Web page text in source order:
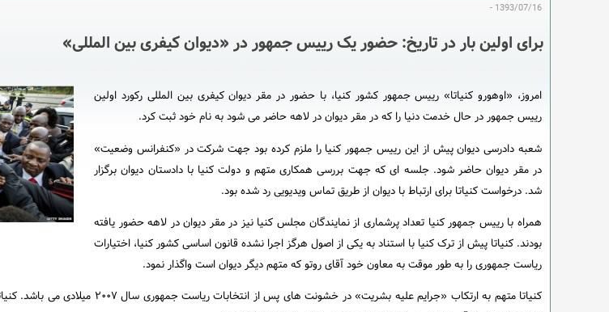
1393/07/16 -
برای اولین بار در تاریخ: حضور یک رییس جمهور در «دیوان کیفری بین المللی»
امروز، «اوهورو کنیاتا» رییس جمهور کشور کنیا، با حضور در مقر دیوان کیفری بین المللی رکورد اولین
رییس جمهور در حال خدمت دنیا را که در مقر دیوان در لاهه حاضر می شود به نام خود ثبت کرد.
شعبه دادرسی دیوان پیش از این رییس جمهور کنیا را ملزم کرده بود جهت شرکت در «کنفرانس وضعیت»
در مقر دیوان حاضر شود. جلسه ای که جهت بررسی همکاری متهم و دولت کنیا با دادستان دیوان برگزار
شد. درخواست کنیاتا برای ارتباط با دیوان از طریق تماس ویدیویی رد شده بود.
همراه با رییس جمهور کنیا تعداد پرشماری از نمایندگان مجلس کنیا نیز در مقر دیوان در لاهه حضور یافته
بودند. کنیاتا پیش از ترک کنیا با استناد به یکی از اصول هرگز اجرا نشده قانون اساسی کشور کنیا، اختیارات
ریاست جمهوری را به طور موقت به معاون خود آقای روتو که متهم دیگر دیوان است واگذار نمود.
کنیاتا متهم به ارتکاب «جرایم علیه بشریت» در